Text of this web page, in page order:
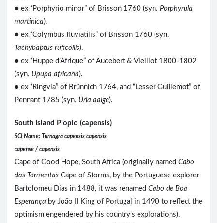
● ex “Porphyrio minor” of Brisson 1760 (syn. Porphyrula
martinica).
● ex “Colymbus fluviatilis” of Brisson 1760 (syn.
Tachybaptus ruficollis).
● ex “Huppe d’Afrique” of Audebert & Vieillot 1800-1802
(syn. Upupa africana).
● ex “Ringvia” of Brünnich 1764, and “Lesser Guillemot” of
Pennant 1785 (syn. Uria aalge).
South Island Piopio (capensis)
SCI Name: Turnagra capensis capensis
capense / capensis
Cape of Good Hope, South Africa (originally named Cabo
das Tormentas Cape of Storms, by the Portuguese explorer
Bartolomeu Dias in 1488, it was renamed Cabo de Boa
Esperança by João II King of Portugal in 1490 to reflect the
optimism engendered by his country's explorations).